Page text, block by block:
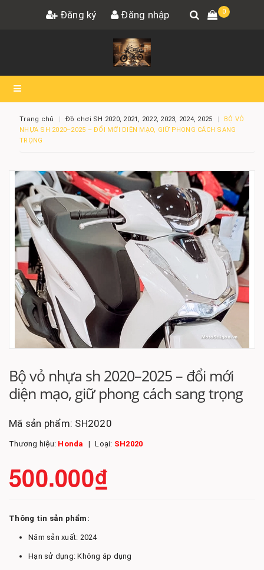
Đăng ký Đăng nhập 0
Trang chủ Đồ chơi SH 2020, 2021, 2022, 2023, 2024, 2025
BỘ VỎ
NHỰA SH 2020–2025 – ĐỔI MỚI DIỆN MẠO, GIỮ PHONG CÁCH SANG
TRỌNG
Bộ vỏ nhựa sh 2020–2025 – đổi mới
diện mạo, giữ phong cách sang trọng
Mã sản phẩm: SH2020
Thương hiệu: Honda Loại: SH2020
500.000₫
Thông tin sản phẩm:
Năm sản xuất: 2024
Hạn sử dụng: Không áp dụng